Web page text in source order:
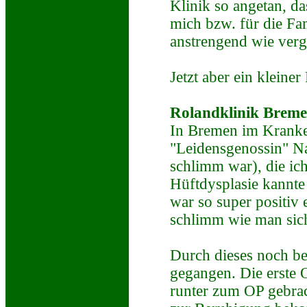
Klinik so angetan,
mich bzw. für die
anstrengend wie
Jetzt aber ein
Rolandklinik
In Bremen im
"Leidensgenossin"
schlimm war), die
Hüftdysplasie
war so super positiv
schlimm wie man
Durch dieses noch
gegangen. Die erste
runter zum OP